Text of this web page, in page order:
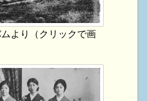
より（クリックで画